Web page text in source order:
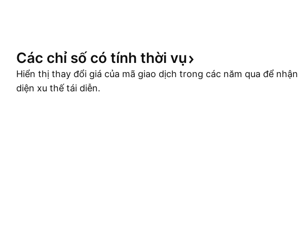
Các chỉ số có tính thời vụ
Hiển thị thay đổi giá của mã giao dịch trong các năm qua để nhận
diện xu thế tái diễn.